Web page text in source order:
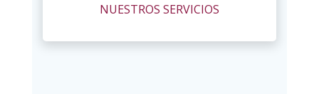
NUESTROS SERVICIOS